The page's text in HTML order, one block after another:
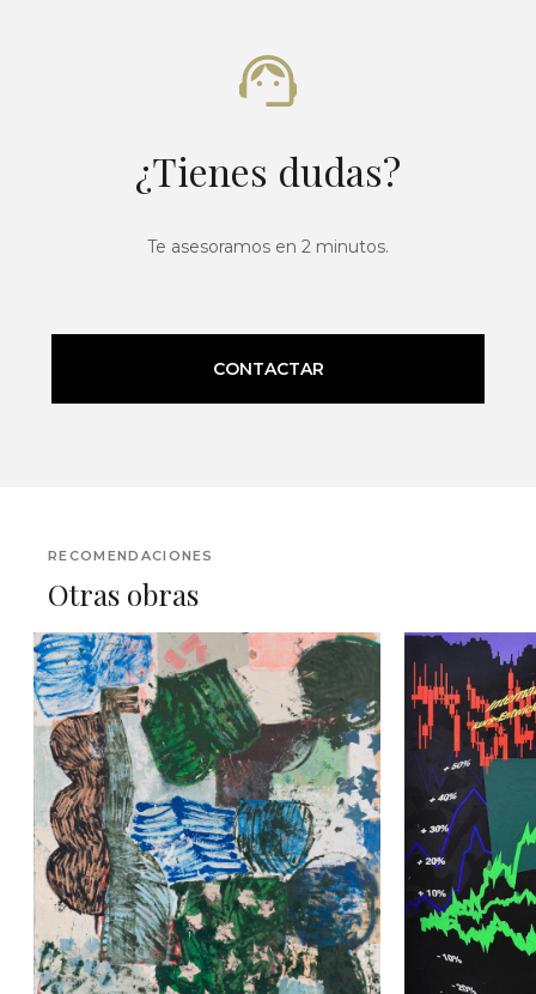
¿Tienes dudas?
Te asesoramos en 2 minutos.
CONTACTAR
RECOMENDACIONES
Otras obras